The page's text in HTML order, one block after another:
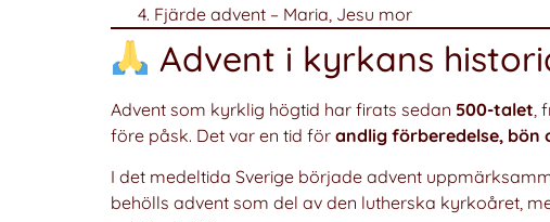
Fjärde advent – Maria, Jesu mor
Advent i kyrkans
Advent som kyrklig högtid har firats sedan 500-talet ,
före påsk. Det var en tid för andlig förberedelse, bön
I det medeltida Sverige började advent
behölls advent som del av den lutherska kyrkoåret,